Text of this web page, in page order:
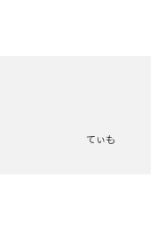
てぃも